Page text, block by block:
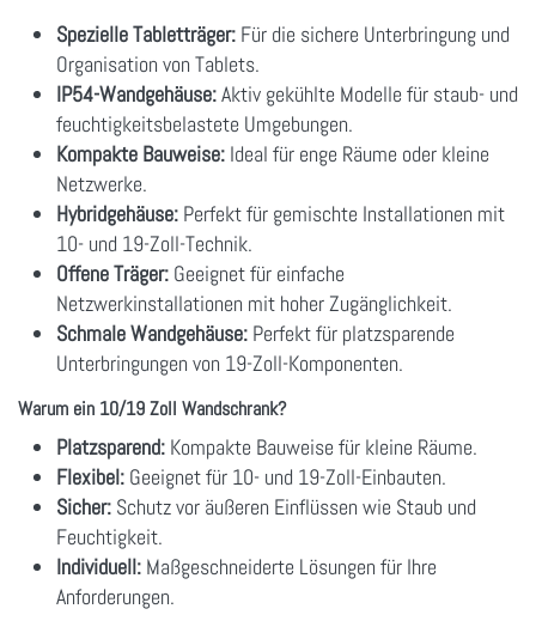
Spezielle Tabletträger: Für die sichere Unterbringung und
Organisation von Tablets.
IP54-Wandgehäuse:Aktiv gekühlte Modelle für staub- und
feuchtigkeitsbelastete Umgebungen.
Kompakte Bauweise: Ideal für enge Räume oder kleine
Netzwerke.
Hybridgehäuse: Perfekt für gemischte Installationen mit
10- und 19-Zoll-Technik.
Offene Träger: Geeignet für einfache
Netzwerkinstallationen mit hoher Zugänglichkeit.
Schmale Wandgehäuse: Perfekt für platzsparende
Unterbringungen von 19-Zoll-Komponenten.
Warum ein 10/19 Zoll Wandschrank?
Platzsparend: Kompakte Bauweise für kleine Räume.
Flexibel: Geeignet für 10- und 19-Zoll-Einbauten.
Sicher: Schutz vor äußeren Einflüssen wie Staub und
Feuchtigkeit.
Individuell: Maßgeschneiderte Lösungen für Ihre
Anforderungen.